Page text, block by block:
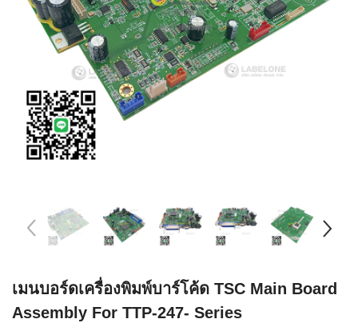
เมนบอร์ดเครื่องพิมพ์บาร์โค้ด TSC Main Board
Assembly For TTP-247- Series